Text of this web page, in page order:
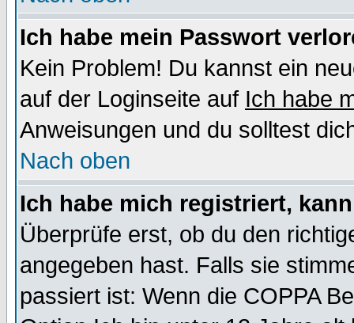
Ich habe mein Passwort
Kein Problem! Du kannst ein
auf der Loginseite auf Ich habe
Anweisungen und du solltest
Nach oben
Ich habe mich registriert,
Überprüfe erst, ob du den
angegeben hast. Falls sie
passiert ist: Wenn die COPPA